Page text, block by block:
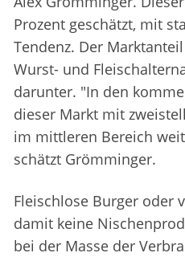
Prozent geschätzt, mit
Tendenz. Der
Wurst- und
darunter. "In den
dieser Markt mit
im mittleren Bereich
schätzt Grömminger.
Fleischlose Burger oder
damit keine
bei der Masse der